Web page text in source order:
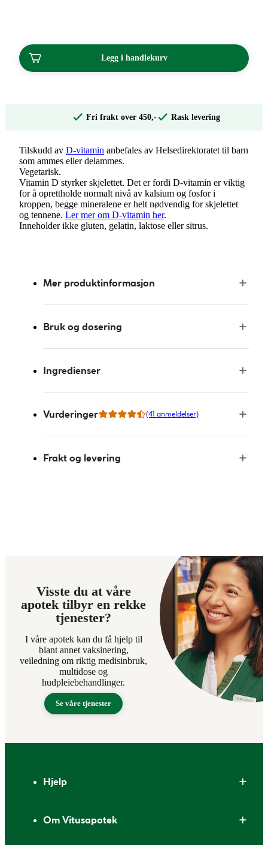
Legg i handlekurv
Fri frakt over 450,- Rask levering
Tilskudd av D-vitamin anbefales av Helsedirektoratet til barn
som ammes eller delammes.
Vegetarisk.
Vitamin D styrker skjelettet. Det er fordi D-vitamin er viktig
for å oprettholde normalt nivå av kalsium og fosfor i
kroppen, begge mineralene er helt nødvendig for skjelettet
og tennene. Ler mer om D-vitamin her.
Inneholder ikke gluten, gelatin, laktose eller sitrus.
Mer produktinformasjon
Bruk og dosering
Ingredienser
Vurderinger (41 anmeldelser)
Frakt og levering
Visste du at våre
apotek tilbyr en rekke
tjenester?
I våre apotek kan du få hjelp til
blant annet vaksinering,
veiledning om riktig medisinbruk,
multidose og
hudpleiebehandlinger.
Se våre tjenester
Hjelp
Om Vitusapotek